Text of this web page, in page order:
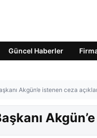
Güncel Haberler
Akgün’e istenen ceza